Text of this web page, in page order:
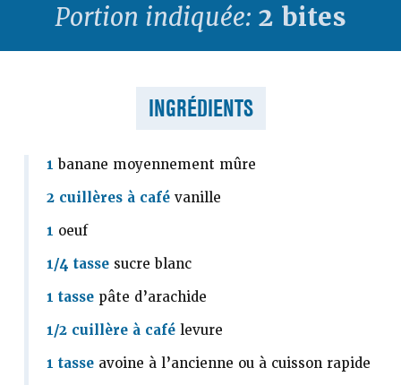
Portion indiquée: 2 bites
INGRÉDIENTS
1 banane moyennement mûre
2 cuillères à café vanille
1 oeuf
1/4 tasse sucre blanc
1 tasse pâte d’arachide
1/2 cuillère à café levure
1 tasse avoine à l’ancienne ou à cuisson rapide